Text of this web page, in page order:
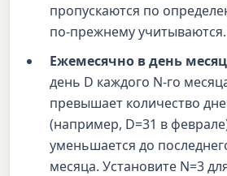
пропускаются по
по-прежнему учитываются.
Ежемесячно в день
день D каждого N-го
превышает количество
(например, D=31 в
уменьшается до
месяца. Установите N=3